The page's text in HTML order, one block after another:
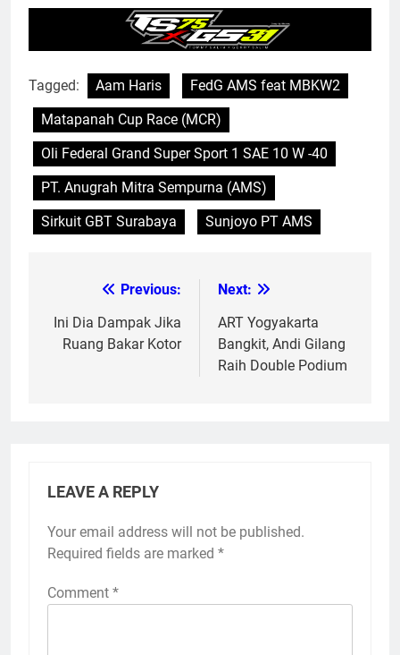
Tagged: Aam Haris
FedG AMS feat MBKW2
Matapanah Cup Race (MCR)
Oli Federal Grand Super Sport 1 SAE 10 W -40
PT. Anugrah Mitra Sempurna (AMS)
Sirkuit GBT Surabaya
Sunjoyo PT AMS
navigation
Previous:
Ini Dia Dampak Jika
Ruang Bakar Kotor
Next:
ART Yogyakarta
Bangkit, Andi Gilang
Raih Double Podium
LEAVE A REPLY
Your email address will not be published.
Required fields are marked *
Comment *